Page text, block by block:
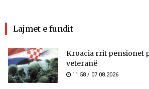
Lajmet e fundit
Kroacia rrit pensionet
veteranë
11:58 / 07.08.2026